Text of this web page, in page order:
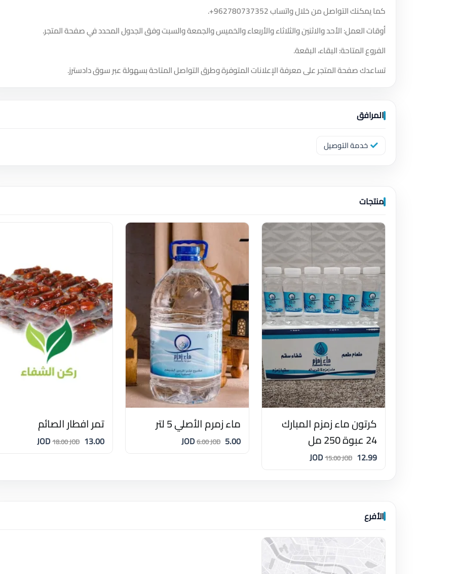
كما يمكنك التواصل من خلال واتساب+962780737352
.
أوقات العمل: الأحد والاثنين والثلاثاء والأربعاء والخميس والجمعة والسبت وفق الجدول المحدد في صفحة المتجر.
الفروع المتاحة: البقاء، البقعة.
تساعدك صفحة المتجر على معرفة الإعلانات المتوفرة وطرق التواصل المتاحة بسهولة عبر سوق دادسترز.
المرافق
خدمة التوصيل
منتجات
كرتون ماء زمزم المبارك
24 عبوة 250 مل
12.99 JOD
15.00 JOD
ماء زمرم الأصلي 5 لتر
5.00 JOD
6.00 JOD
تمر افطار الصائم
13.00 JOD
18.00 JOD
الأفرع